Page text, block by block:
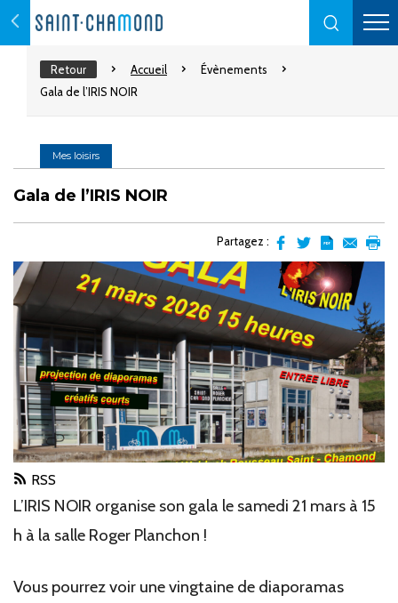
Retour Accueil
Évènements
Gala de l’IRIS NOIR
Mes loisirs
Gala de l’IRIS NOIR
Partagez :
sur
facebook
sur
Twitter
l'article
en
pdf
par
email
RSS
L’IRIS NOIR organise son gala le samedi 21 mars à 15
h à la salle Roger Planchon !
Vous pourrez voir une vingtaine de diaporamas